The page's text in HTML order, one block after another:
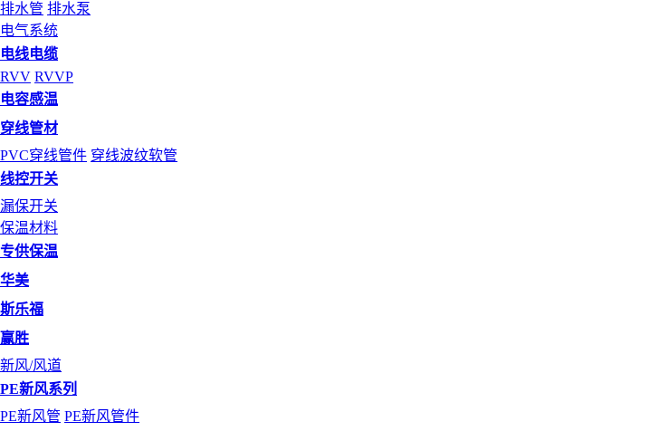
排水管 排水泵
电气系统
电线电缆
RVV RVVP
电容感温
穿线管材
PVC穿线管件 穿线波纹软管
线控开关
漏保开关
保温材料
专供保温
华美
斯乐福
赢胜
新风/风道
PE新风系列
PE新风管 PE新风管件